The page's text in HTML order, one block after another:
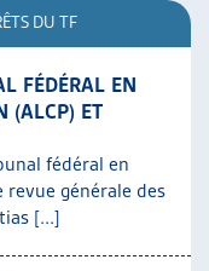
DU TF
FÉDÉRAL EN
(ALCP) ET
fédéral en
générale des
[...]